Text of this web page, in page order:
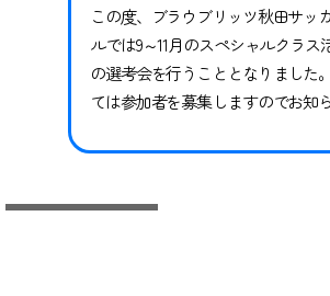
この度、ブラウブリッツ秋田サッ
ルでは9～11月のスペシャルクラス
の選考会を行うこととなりました
ては参加者を募集しますのでお知
継続ではありませんので、必ずお
参加いただけなかった場合、対象期